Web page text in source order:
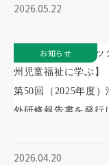
2026.05.22
2026.04.20
お知らせ